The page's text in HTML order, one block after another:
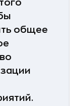
общее